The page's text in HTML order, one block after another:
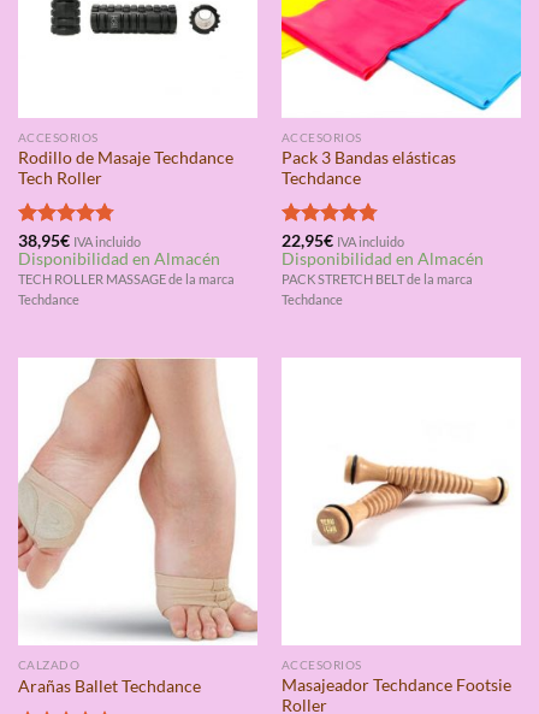
ACCESORIOS
Rodillo de Masaje Techdance
Tech Roller
Valorado
con4.75
de 5
38,95€ IVA incluido
Disponibilidad en Almacén
TECH ROLLER MASSAGE de la marca
Techdance
ACCESORIOS
Pack 3 Bandas elásticas
Techdance
Valorado
con4.75
de 5
22,95€ IVA incluido
Disponibilidad en Almacén
PACK STRETCH BELT de la marca
Techdance
CALZADO
Arañas Ballet Techdance
ACCESORIOS
Masajeador Techdance Footsie
Roller